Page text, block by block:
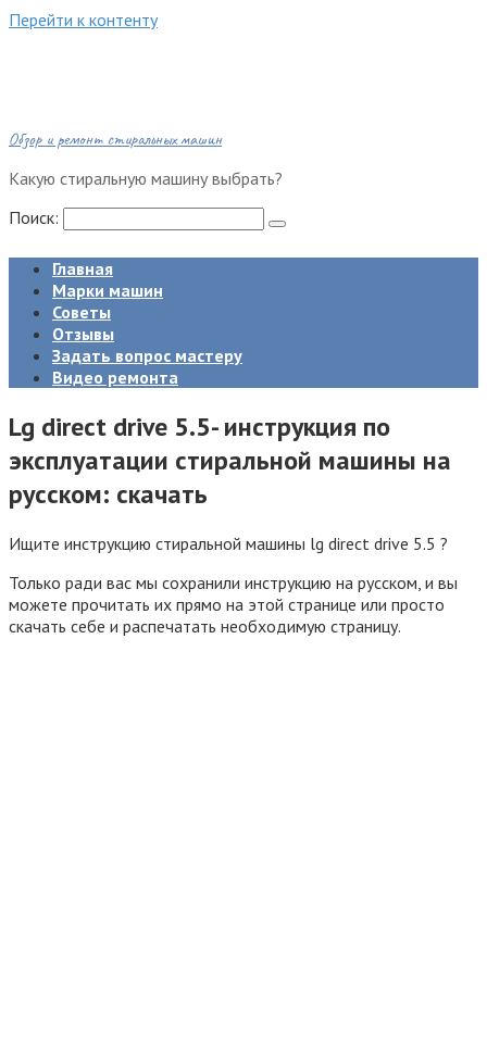
Перейти к контенту
Обзор и ремонт стиральных машин
Какую стиральную машину выбрать?
Поиск:
Главная
Марки машин
Советы
Отзывы
Задать вопрос мастеру
Видео ремонта
Lg direct drive 5.5- инструкция по
эксплуатации стиральной машины на
русском: скачать
Ищите инструкцию стиральной машины lg direct drive 5.5 ?
Только ради вас мы сохранили инструкцию на русском, и вы
можете прочитать их прямо на этой странице или просто
скачать себе и распечатать необходимую страницу.